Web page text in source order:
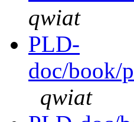
qwiat
PLD-
doc/book/
qwiat